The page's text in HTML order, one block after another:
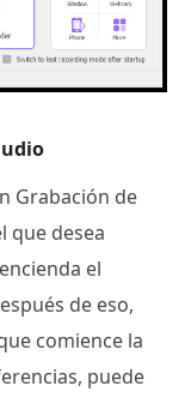
Grabación de
que desea
el
de eso,
comience la
puede